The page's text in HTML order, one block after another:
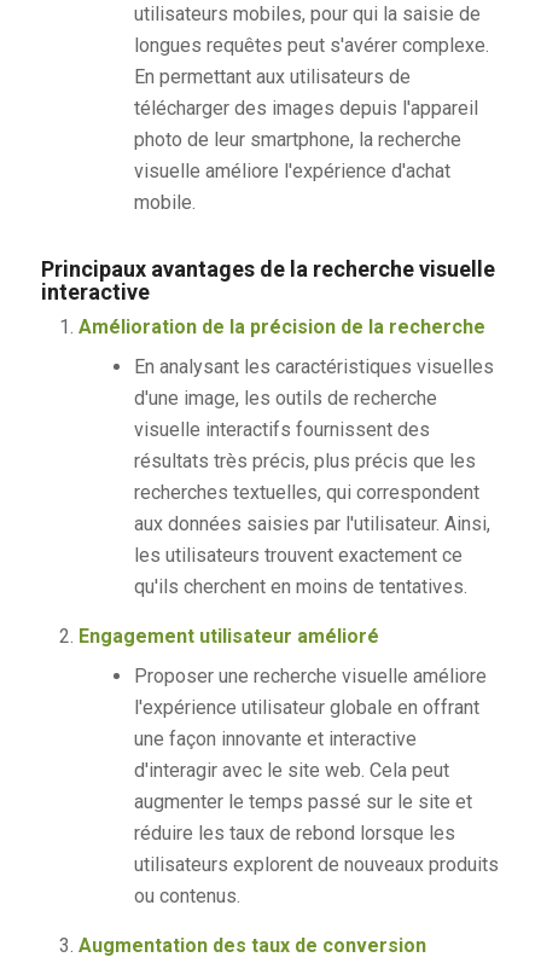
utilisateurs mobiles, pour qui la saisie de
longues requêtes peut s'avérer complexe.
En permettant aux utilisateurs de
télécharger des images depuis l'appareil
photo de leur smartphone, la recherche
visuelle améliore l'expérience d'achat
mobile.
Principaux avantages de la recherche visuelle
interactive
Amélioration de la précision de la recherche
En analysant les caractéristiques visuelles
d'une image, les outils de recherche
visuelle interactifs fournissent des
résultats très précis, plus précis que les
recherches textuelles, qui correspondent
aux données saisies par l'utilisateur. Ainsi,
les utilisateurs trouvent exactement ce
qu'ils cherchent en moins de tentatives.
Engagement utilisateur amélioré
Proposer une recherche visuelle améliore
l'expérience utilisateur globale en offrant
une façon innovante et interactive
d'interagir avec le site web. Cela peut
augmenter le temps passé sur le site et
réduire les taux de rebond lorsque les
utilisateurs explorent de nouveaux produits
ou contenus.
Augmentation des taux de conversion